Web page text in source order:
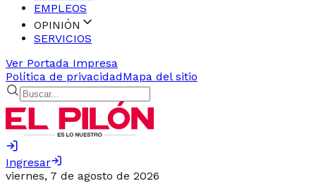
EMPLEOS
OPINIÓN
SERVICIOS
Ver Portada Impresa
Política de privacidadMapa del sitio
Ingresar
viernes, 7 de agosto de 2026